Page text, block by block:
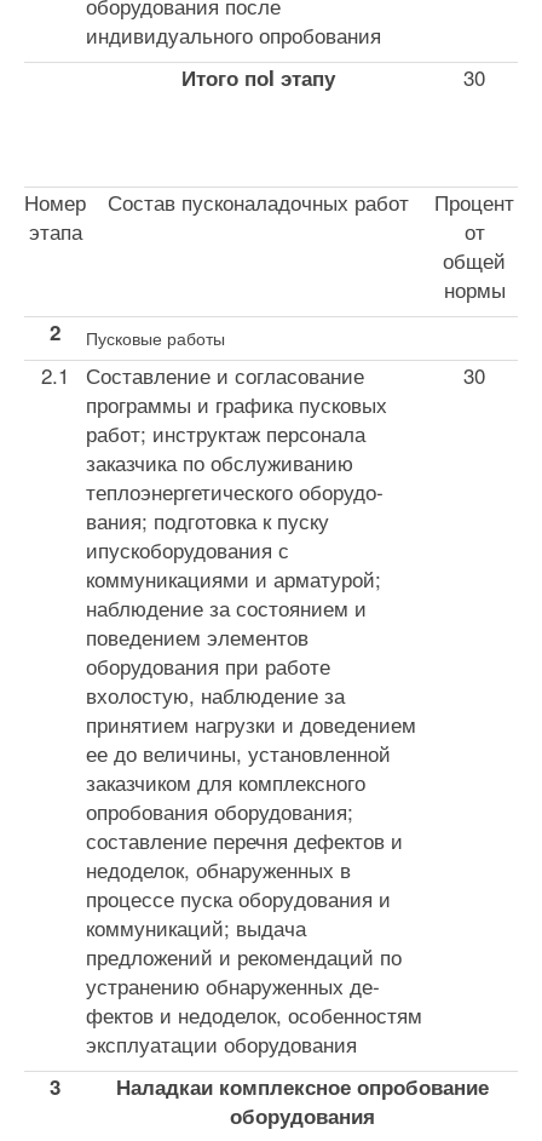
индивидуального опробования
Итого поI этапу 30
Номер
этапа
Состав пусконаладочных работ
Процент
от
общей
нормы
2 Пусковые работы
2.1
Составление и согласование
программы и графика пусковых
работ; инструктаж персонала
заказчика по обслуживанию
теплоэнергетического оборудо­
вания; подготовка к пуску
ипускоборудования с
коммуникациями и арматурой;
наблюдение за со­стоянием и
поведением элементов
оборудования при работе
вхолостую, наблюдение за
принятием нагрузки и доведением
ее до величины, установ­ленной
заказчиком для комплексного
опробования оборудования;
составление перечня дефектов и
недоделок, обнаруженных в
процессе пуска обору­дования и
коммуникаций; выдача
предложений и рекомендаций по
устранению обнаруженных де­
фектов и недоделок, особенностям
эксплуатации оборудования
30
3 Наладкаикомплексное опробование
оборудования